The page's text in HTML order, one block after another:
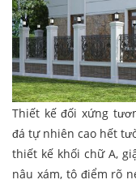
Thiết kế đối xứng
đá tự nhiên cao hết
thiết kế khối chữ A,
nâu xám, tô điểm rõ